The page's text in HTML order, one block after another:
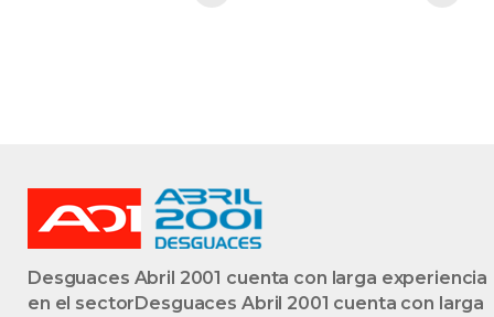
Desguaces Abril 2001 cuenta con larga experiencia
en el sectorDesguaces Abril 2001 cuenta con larga